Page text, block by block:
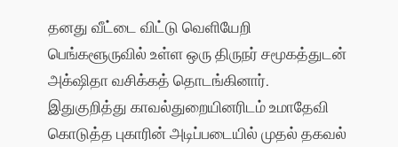
தனது வீட்டை விட்டு வெளியேறி
பெங்களூருவில் உள்ள ஒரு திருநர் சமூகத்துடன்
அக்‌ஷிதா வசிக்கத் தொடங்கினார்.
இதுகுறித்து காவல்துறையினரிடம் உமாதேவி
கொடுத்த புகாரின் அடிப்படையில் முதல் தகவல்